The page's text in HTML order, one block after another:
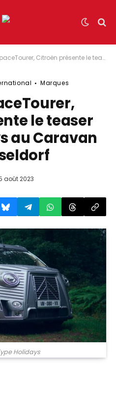
présente le teaser Type Holidays au Caravan Salon de Düsseldorf
Marques
le teaser
au Caravan
août 2023
Holidays